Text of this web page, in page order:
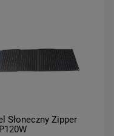
Słoneczny Zipper